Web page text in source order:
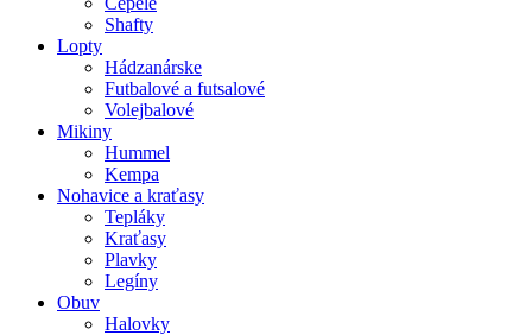
Shafty
Lopty
Hádzanárske
Futbalové a futsalové
Volejbalové
Mikiny
Hummel
Kempa
Nohavice a kraťasy
Tepláky
Kraťasy
Plavky
Legíny
Obuv
Halovky